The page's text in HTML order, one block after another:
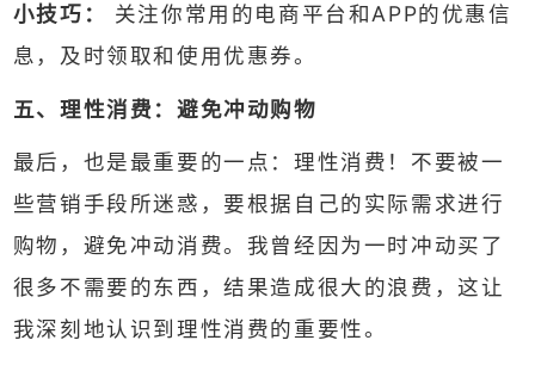
小技巧：
关注你常用的电商平台和APP的优惠信
息，及时领取和使用优惠券。
五、理性消费：避免冲动购物
最后，也是最重要的一点：理性消费！不要被一
些营销手段所迷惑，要根据自己的实际需求进行
购物，避免冲动消费。我曾经因为一时冲动买了
很多不需要的东西，结果造成很大的浪费，这让
我深刻地认识到理性消费的重要性。